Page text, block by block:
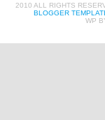
2010 ALL RIGHTS
BLOGGER
WP